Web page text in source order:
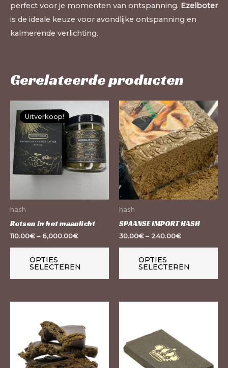
perfect voor je momenten van ontspanning. Ezelboter
is de ideale keuze voor avondlijke ontspanning en
kalmerende verlichting.
Gerelateerde producten
Uitverkoop!
Uitverkoop!
hash
Rotsen in het maanlicht
110.00€– 6,000.00€
OPTIES
SELECTEREN
product
heeft
meerdere
variaties.
Deze
optie
productpagina
hash
SPAANSE IMPORT HASH
30.00€– 240.00€
OPTIES
SELECTEREN
Dit
meerdere
variaties.